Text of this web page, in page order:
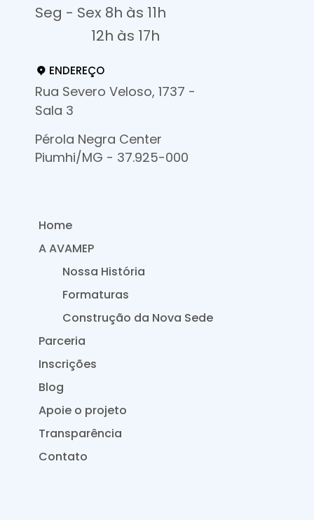
Seg - Sex 8h às 11h
12h às 17h
ENDEREÇO
Rua Severo Veloso, 1737 -
Sala 3
Pérola Negra Center
Piumhi/MG - 37.925-000
Home
A AVAMEP
Nossa História
Formaturas
Construção da Nova Sede
Parceria
Inscrições
Blog
Apoie o projeto
Transparência
Contato